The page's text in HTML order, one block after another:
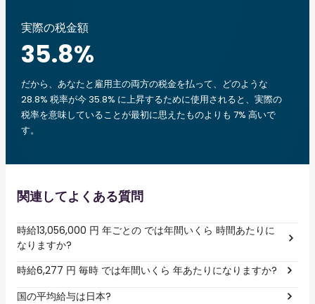
実際の税金額
35.8%
だから、あなたと雇用主の両方の税金を払って、どのような
28.8% 税率が今 35.8% に上昇するために使用されると、実際の
税率を意味していることが最初に思えたものよりも 7% 高いで
す。
関連してよくある質問
時給13,056,000 円 年ごとの では年間いくら 時間あたりに
なりますか?
時給6,277 円 毎時 では年間いくら 年あたりになりますか?
国の平均給与は日本?